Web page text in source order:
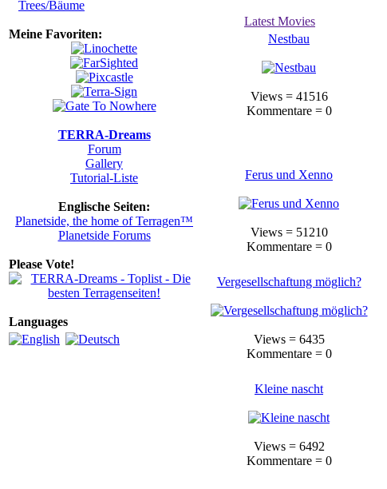
Trees/Bäume
Meine Favoriten:
TERRA-Dreams
Forum
Gallery
Tutorial-Liste
Englische Seiten:
Planetside, the home of Terragen™
Planetside Forums
Please Vote!
Languages
Latest Movies
Nestbau
Views = 41516
Kommentare = 0
Ferus und Xenno
Views = 51210
Kommentare = 0
Vergesellschaftung möglich?
Views = 6435
Kommentare = 0
Kleine nascht
Views = 6492
Kommentare = 0